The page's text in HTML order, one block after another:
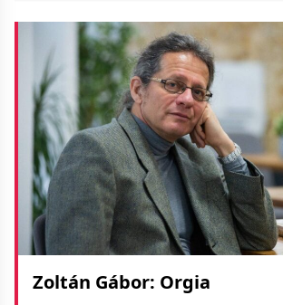
Zoltán Gábor: Orgia